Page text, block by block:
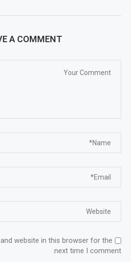
A COMMENT
website in this browser for the
next time I comment.